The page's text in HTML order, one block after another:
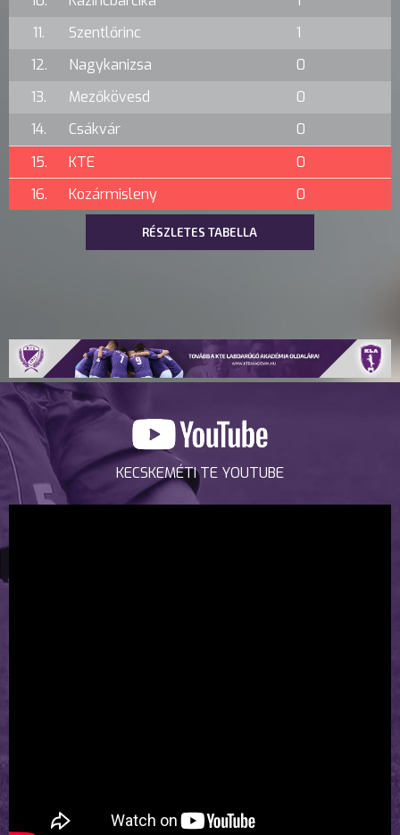
11.
Szentlőrinc
1
12.
Nagykanizsa
0
13.
Mezőkövesd
0
14.
Csákvár
0
15.
KTE
0
16.
Kozármisleny 0
RÉSZLETES TABELLA
KECSKEMÉTI TE YOUTUBE